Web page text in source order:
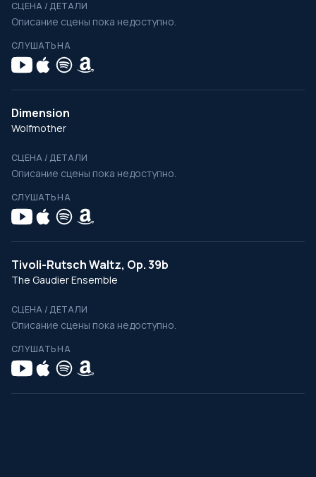
СЦЕНА / ДЕТАЛИ
Описание сцены пока недоступно.
СЛУШАТЬ НА
Dimension
Wolfmother
СЦЕНА / ДЕТАЛИ
Описание сцены пока недоступно.
СЛУШАТЬ НА
Tivoli-Rutsch Waltz, Op. 39b
The Gaudier Ensemble
СЦЕНА / ДЕТАЛИ
Описание сцены пока недоступно.
СЛУШАТЬ НА